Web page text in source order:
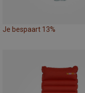
Je bespaart 13%